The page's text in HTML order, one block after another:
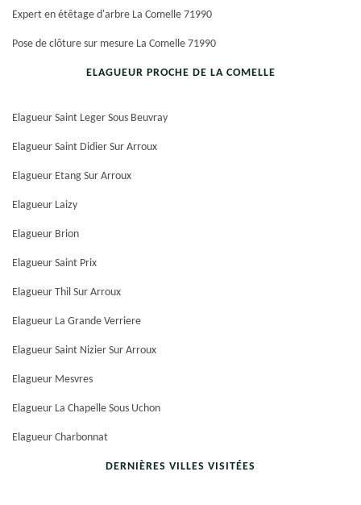
Expert en étêtage d'arbre La Comelle 71990
Pose de clôture sur mesure La Comelle 71990
ELAGUEUR PROCHE DE LA COMELLE
Elagueur Saint Leger Sous Beuvray
Elagueur Saint Didier Sur Arroux
Elagueur Etang Sur Arroux
Elagueur Laizy
Elagueur Brion
Elagueur Saint Prix
Elagueur Thil Sur Arroux
Elagueur La Grande Verriere
Elagueur Saint Nizier Sur Arroux
Elagueur Mesvres
Elagueur La Chapelle Sous Uchon
Elagueur Charbonnat
DERNIÈRES VILLES VISITÉES